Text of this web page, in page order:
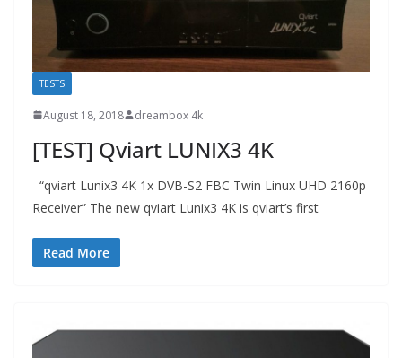
TESTS
August 18, 2018 dreambox 4k
[TEST] Qviart LUNIX3 4K
“qviart Lunix3 4K 1x DVB-S2 FBC Twin Linux UHD 2160p
Receiver” The new qviart Lunix3 4K is qviart’s first
Read More